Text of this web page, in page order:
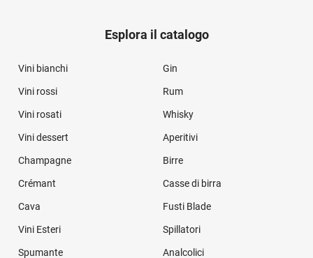
Esplora il catalogo
Vini bianchi Gin
Vini rossi Rum
Vini rosati Whisky
Vini dessert Aperitivi
Champagne Birre
Crémant Casse di birra
Cava Fusti Blade
Vini Esteri Spillatori
Spumante Analcolici